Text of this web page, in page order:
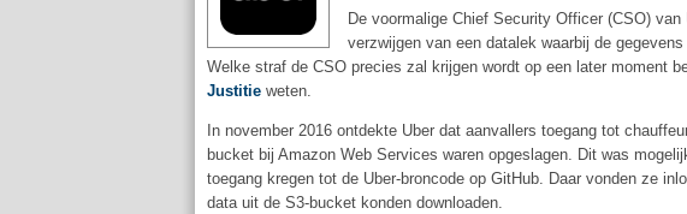
De voormalige Chief Security Officer (CSO)
verzwijgen van een datalek waarbij de
Welke straf de CSO precies zal krijgen wordt op een later moment
Justitie weten.
In november 2016 ontdekte Uber dat aanvallers toegang tot
bucket bij Amazon Web Services waren opgeslagen. Dit was
toegang kregen tot de Uber-broncode op GitHub. Daar vonden ze
data uit de S3-bucket konden downloaden.